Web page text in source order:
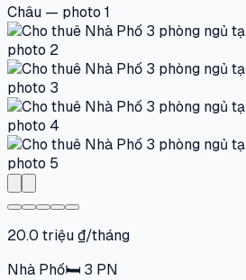
20.0 triệu ₫/tháng
Nhà Phố🛏 3 PN